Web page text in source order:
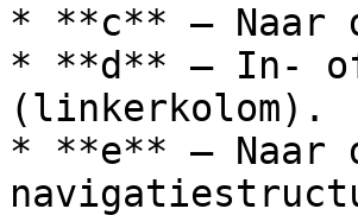
* **c** – Naar
* **d** – In- of
(linkerkolom).
* **e** – Naar